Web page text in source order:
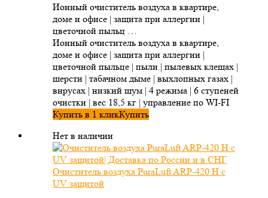
Ионный очиститель воздуха в квартире,
доме и офисе | защита при аллергии |
цветочной пыльц …
Ионный очиститель воздуха в квартире,
доме и офисе | защита при аллергии |
цветочной пыльце | пыли | пылевых клещах |
шерсти | табачном дыме | выхлопных газах |
вирусах | низкий шум | 4 режима | 6 ступеней
очистки | вес 18,5 кг | управление по WI-FI
Купить в 1 кликКупить
Нет в наличии
Очиститель воздуха PuraLuft ARP-420 H с
UV защитой